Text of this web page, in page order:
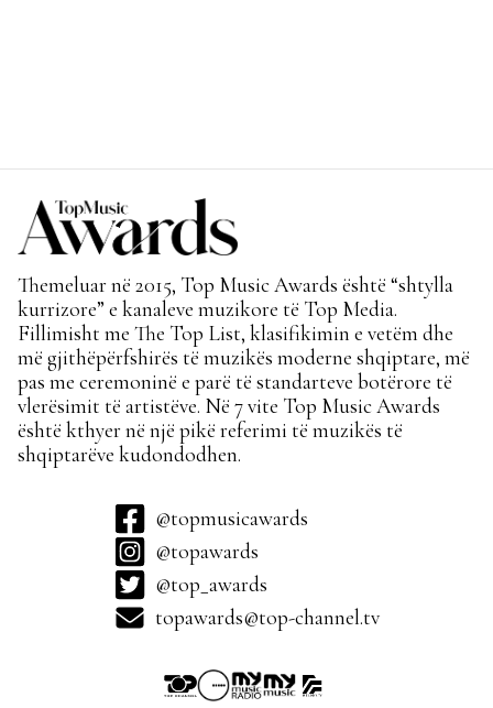
Themeluar në 2015, Top Music Awards është “shtylla
kurrizore” e kanaleve muzikore të Top Media.
Fillimisht me The Top List, klasifikimin e vetëm dhe
më gjithëpërfshirës të muzikës moderne shqiptare, më
pas me ceremoninë e parë të standarteve botërore të
vlerësimit të artistëve. Në 7 vite Top Music Awards
është kthyer në një pikë referimi të muzikës të
shqiptarëve kudondodhen.
@topmusicawards
@topawards
@top_awards
topawards@top-channel.tv